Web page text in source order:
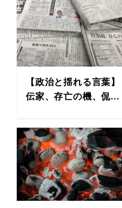
【政治と揺れる言葉】
伝家、存亡の機、侃...